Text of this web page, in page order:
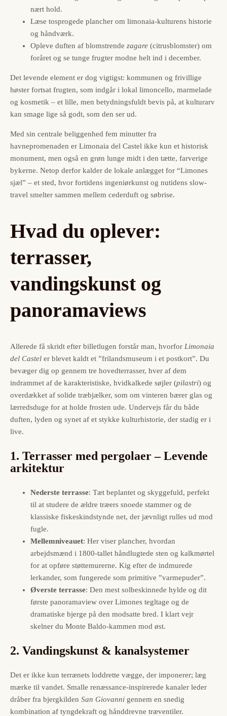
nært hold.
Læse tosprogede plancher om limonaia-kulturens historie
og håndværk.
Opleve duften af blomstrende zagare (citrusblomster) om
foråret og se tunge frugter modne helt ind i december.
Det levende element er dog vigtigst: kommunen og frivillige
høster fortsat frugten, som indgår i lokal limoncello, marmelade
og kosmetik – et lille, men betydningsfuldt bevis på, at kulturarv
kan smage lige så godt, som den ser ud.
Med sin centrale beliggenhed fem minutter fra
havnepromenaden er Limonaia del Castel ikke kun et historisk
monument, men også en grøn lunge midt i den tætte, farverige
bykerne. Netop derfor kalder de lokale anlægget for “Limones
sjæl” – et sted, hvor fortidens ingeniørkunst og nutidens slow-
travel smelter sammen mellem cederduft og søbrise.
Hvad du oplever:
terrasser,
vandingskunst og
panoramaviews
Allerede få skridt efter billetlugen forstår man, hvorfor Limonaia
del Castel er blevet kaldt et ”frilandsmuseum i et postkort”. Du
bevæger dig op gennem tre hovedterrasser, hver af dem
indrammet af de karakteristiske, hvidkalkede søjler (pilastri) og
overdækket af solide træbjælker, som om vinteren bærer glas og
lærredsduge for at holde frosten ude. Undervejs får du både
duften, lyden og synet af et stykke kulturhistorie, der stadig er i
live.
1. Terrasser med pergolaer – Levende
arkitektur
Nederste terrasse: Tæt beplantet og skyggefuld, perfekt
til at studere de ældre træers snoede stammer og de
klassiske fiskeskindstynde net, der jævnligt rulles ud mod
fugle.
Mellemniveauet: Her viser plancher, hvordan
arbejdsmænd i 1800-tallet håndlugtede sten og kalkmørtel
for at opføre støttemurerne. Kig efter de indmurede
lerkander, som fungerede som primitive ”varmepuder”.
Øverste terrasse: Den mest solbeskinnede hylde og dit
første panoramaview over Limones tegltage og de
dramatiske bjerge på den modsatte bred. I klart vejr
skelner du Monte Baldo-kammen mod øst.
2. Vandingskunst & kanalsystemer
Det er ikke kun terrænets loddrette vægge, der imponerer; læg
mærke til vandet. Smalle renæssance-inspirerede kanaler leder
dråber fra bjergkilden San Giovanni gennem en snedig
kombination af tyngdekraft og hånddrevne træventiler.